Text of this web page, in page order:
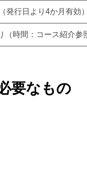
発行日より4か月有効）
時間：コース紹介参
要なもの